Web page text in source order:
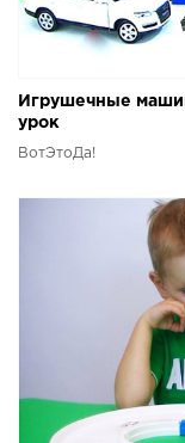
Игрушечные
урок
ВотЭтоДа!